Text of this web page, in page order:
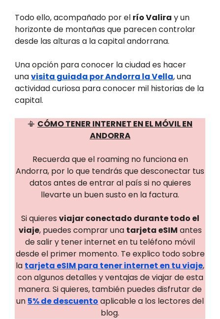
Todo ello, acompañado por el río Valira y un
horizonte de montañas que parecen controlar
desde las alturas a la capital andorrana.
Una opción para conocer la ciudad es hacer
unavisita guiada por Andorra la Vella, una
actividad curiosa para conocer mil historias de la
capital.
📳 CÓMO TENER INTERNET EN EL MÓVIL EN
ANDORRA
Recuerda que el roaming no funciona en
Andorra, por lo que tendrás que desconectar tus
datos antes de entrar al país si no quieres
llevarte un buen susto en la factura.
Si quieres viajar conectado durante todo el
viaje, puedes comprar una tarjeta eSIM antes
de salir y tener internet en tu teléfono móvil
desde el primer momento. Te explico todo sobre
la tarjeta eSIM para tener internet en tu viaje,
con algunos detalles y ventajas de viajar de esta
manera. Si quieres, también puedes disfrutar de
un 5% de descuento aplicable a los lectores del
blog.